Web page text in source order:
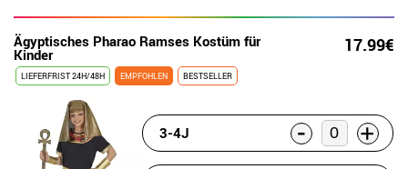
Ägyptisches Pharao Ramses Kostüm für
Kinder 17.99€
LIEFERFRIST 24H/48H EMPFOHLEN BESTSELLER
3-4J - +